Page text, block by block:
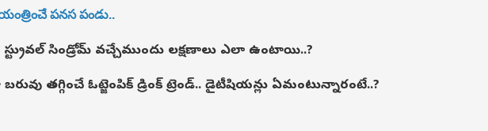
పనస పండు..
స్ట్రువల్ సిండ్రోమ్ వచ్చేముందు లక్షణాలు ఎలా ఉంటాయి..?
తగ్గించే ఓట్జెంపిక్ డ్రింక్ ట్రెండ్.. డైటీషియన్లు ఏమంటున్నారంటే..?